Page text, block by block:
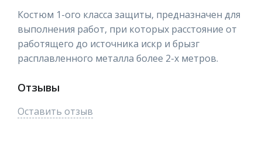
Костюм 1-ого класса защиты, предназначен для
выполнения работ, при которых расстояние от
работящего до источника искр и брызг
расплавленного металла более 2-х метров.
Отзывы
Оставить отзыв